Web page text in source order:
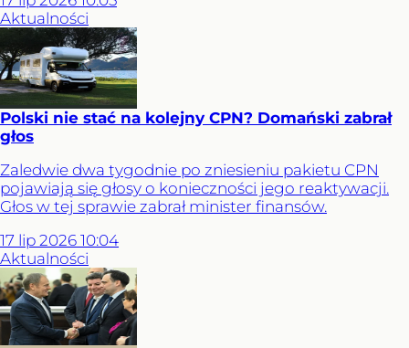
Aktualności
Polski nie stać na kolejny CPN? Domański zabrał
głos
Zaledwie dwa tygodnie po zniesieniu pakietu CPN
pojawiają się głosy o konieczności jego reaktywacji.
Głos w tej sprawie zabrał minister finansów.
17 lip 2026 10:04
Aktualności